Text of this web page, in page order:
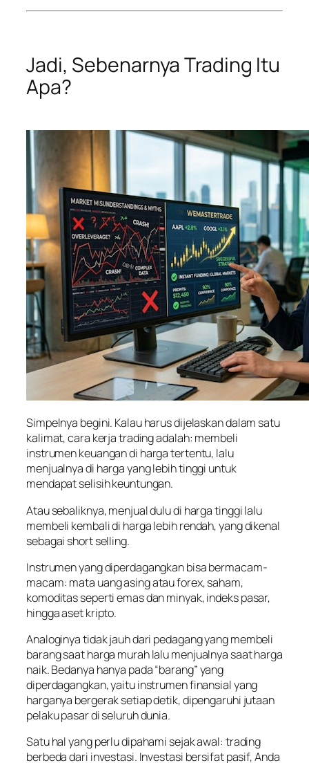
Jadi, Sebenarnya Trading Itu
Apa?
Simpelnya begini. Kalau harus dijelaskan dalam satu
kalimat, cara kerja trading adalah: membeli
instrumen keuangan di harga tertentu, lalu
menjualnya di harga yang lebih tinggi untuk
mendapat selisih keuntungan.
Atau sebaliknya, menjual dulu di harga tinggi lalu
membeli kembali di harga lebih rendah, yang dikenal
sebagai short selling.
Instrumen yang diperdagangkan bisa bermacam-
macam: mata uang asing atau forex, saham,
komoditas seperti emas dan minyak, indeks pasar,
hingga aset kripto.
Analoginya tidak jauh dari pedagang yang membeli
barang saat harga murah lalu menjualnya saat harga
naik. Bedanya hanya pada “barang” yang
diperdagangkan, yaitu instrumen finansial yang
harganya bergerak setiap detik, dipengaruhi jutaan
pelaku pasar di seluruh dunia.
Satu hal yang perlu dipahami sejak awal: trading
berbeda dari investasi. Investasi bersifat pasif, Anda